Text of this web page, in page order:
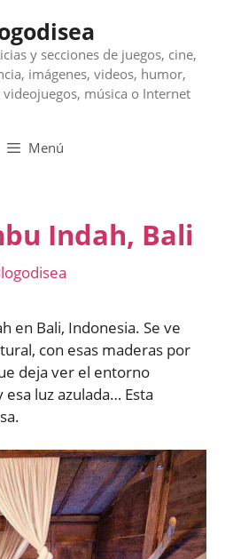
y secciones de juegos, cine,
imágenes, videos, humor,
música o Internet
Menú
Indah, Bali
en Bali, Indonesia. Se ve
con esas maderas por
deja ver el entorno
luz azulada… Esta